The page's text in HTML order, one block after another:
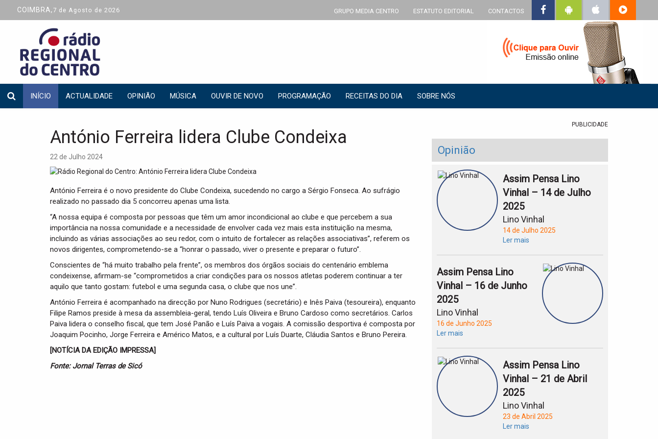
COIMBRA, 7 de Agosto de 2026 GRUPO MEDIA CENTRO ESTATUTO EDITORIAL CONTACTOS
INÍCIO ACTUALIDADE OPINIÃO MÚSICA OUVIR DE NOVO PROGRAMAÇÃO RECEITAS DO DIA SOBRE NÓS
António Ferreira lidera Clube Condeixa
22 de Julho 2024
António Ferreira é o novo presidente do Clube Condeixa, sucedendo no cargo a Sérgio Fonseca. Ao sufrágio
realizado no passado dia 5 concorreu apenas uma lista.
“A nossa equipa é composta por pessoas que têm um amor incondicional ao clube e que percebem a sua
importância na nossa comunidade e a necessidade de envolver cada vez mais esta instituição na mesma,
incluindo as várias associações ao seu redor, com o intuito de fortalecer as relações associativas”, referem os
novos dirigentes, comprometendo-se a “honrar o passado, viver o presente e preparar o futuro”.
Conscientes de “há muito trabalho pela frente”, os membros dos órgãos sociais do centenário emblema
condeixense, afirmam-se “comprometidos a criar condições para os nossos atletas poderem continuar a ter
aquilo que tanto gostam: futebol e uma segunda casa, o clube que nos une”.
António Ferreira é acompanhado na direcção por Nuno Rodrigues (secretário) e Inês Paiva (tesoureira), enquanto
Filipe Ramos preside à mesa da assembleia-geral, tendo Luís Oliveira e Bruno Cardoso como secretários. Carlos
Paiva lidera o conselho fiscal, que tem José Panão e Luís Paiva a vogais. A comissão desportiva é composta por
Joaquim Pocinho, Jorge Ferreira e Américo Matos, e a cultural por Luís Duarte, Cláudia Santos e Bruno Pereira.
[NOTÍCIA DA EDIÇÃO IMPRESSA]
Fonte: Jornal Terras de Sicó
PUBLICIDADE
Opinião
Assim Pensa Lino
Vinhal – 14 de Julho
2025
Lino Vinhal
14 de Julho 2025
Ler mais
Assim Pensa Lino
Vinhal – 16 de Junho
2025
Lino Vinhal
16 de Junho 2025
Ler mais
Assim Pensa Lino
Vinhal – 21 de Abril
2025
Lino Vinhal
23 de Abril 2025
Ler mais